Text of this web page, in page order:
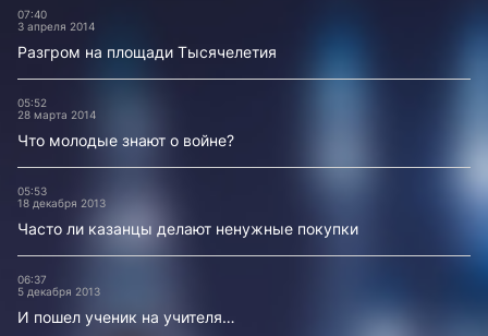
07:40
3 апреля 2014
Разгром на площади Тысячелетия
05:52
28 марта 2014
Что молодые знают о войне?
05:53
18 декабря 2013
Часто ли казанцы делают ненужные покупки
06:37
5 декабря 2013
И пошел ученик на учителя…